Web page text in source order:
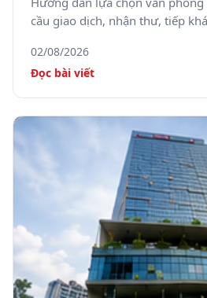
cầu giao dịch, nhận thư, tiếp
02/08/2026
Đọc bài viết